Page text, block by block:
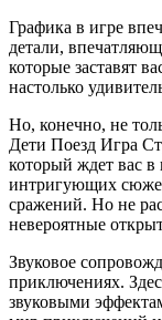
Графика в игре
детали,
которые заставят
настолько
Но, конечно, не
Дети Поезд Игра
который ждет вас
интригующих
сражений. Но не
невероятные
Звуковое
приключениях.
звуковыми